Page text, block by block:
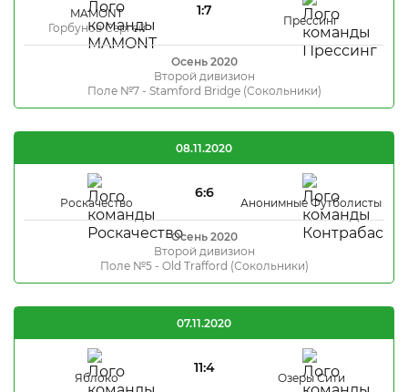
MAMONT
Горбунов Сергей
1:7
Прессинг
Осень 2020
Второй дивизион
Поле №7 - Stamford Bridge (Сокольники)
Роскачество
6:6
Анонимные Футболисты
08.11.2020
Осень 2020
Второй дивизион
Поле №5 - Old Trafford (Сокольники)
Яблоко
11:4
Озеры Сити
07.11.2020